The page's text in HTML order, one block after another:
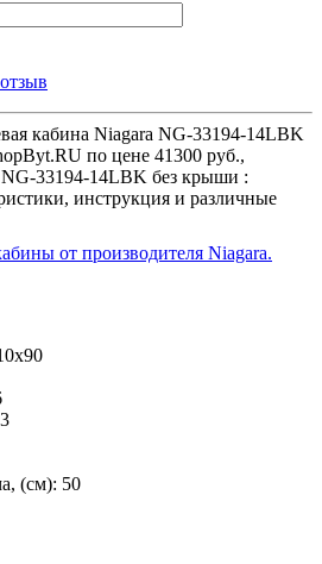
кабина Niagara NG-33194-14LBK
по цене 41300 руб.,
33194-14LBK без крыши :
инструкция и различные
от производителя Niagara.
(см): 50